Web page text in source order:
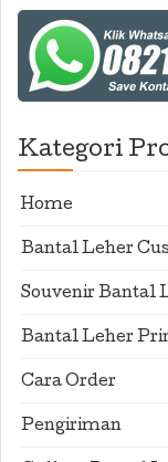
Kategori
Home
Bantal Leher
Souvenir Bantal
Bantal Leher
Cara Order
Pengiriman